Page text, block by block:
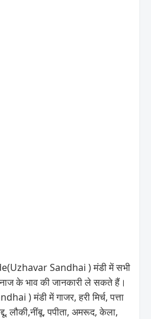
Sandhai ) मंडी में सभी
के भाव की जानकारी ले सकते हैं।
) मंडी में गाजर, हरी मिर्च, पत्ता
लौकी,नींबू, पपीता, अमरूद, केला,